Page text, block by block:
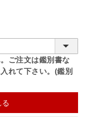
ご注文は鑑別書な
れて下さい。(鑑別